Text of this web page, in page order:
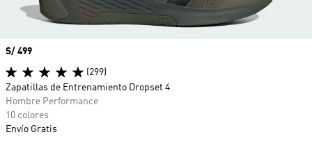
Precio
S/ 499
(299)
Zapatillas de Entrenamiento Dropset 4
Hombre Performance
10 colores
Envío Gratis